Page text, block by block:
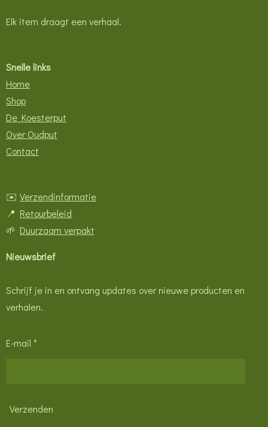
Elk item draagt een verhaal.
Snelle links
Home
Shop
De Koesterput
Over Oudput
Contact
✉️ Verzendinformatie
📍 Retourbeleid
🌱 Duurzaam verpakt
Nieuwsbrief
Schrijf je in en ontvang updates over nieuwe producten en
verhalen.
E-mail *
Verzenden